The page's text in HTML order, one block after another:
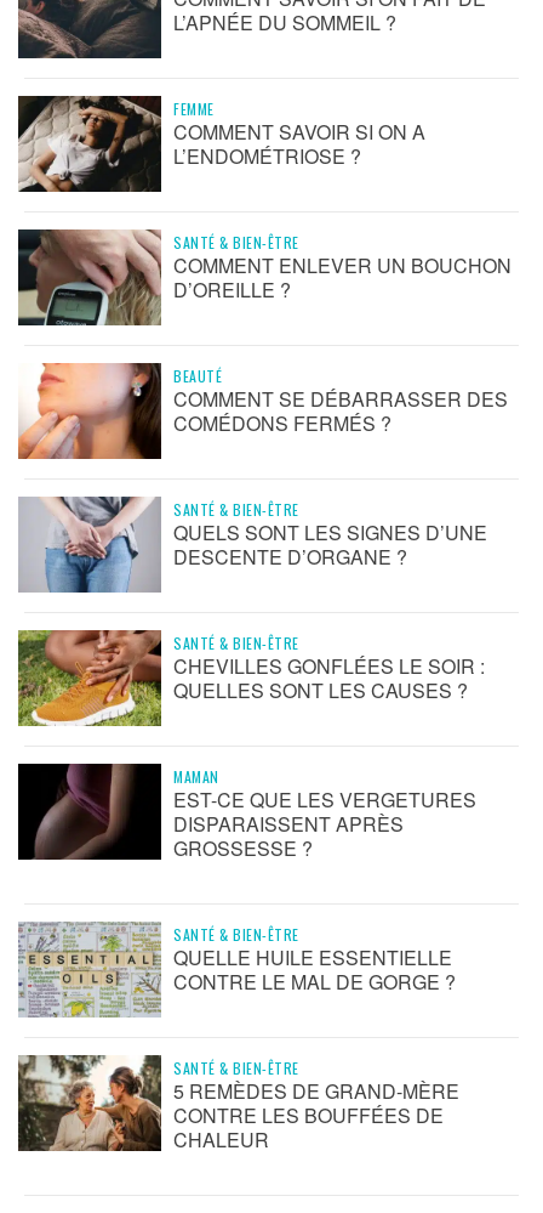
L’APNÉE DU SOMMEIL ?
FEMME
COMMENT SAVOIR SI ON A
L’ENDOMÉTRIOSE ?
SANTÉ & BIEN-ÊTRE
COMMENT ENLEVER UN BOUCHON
D’OREILLE ?
BEAUTÉ
COMMENT SE DÉBARRASSER DES
COMÉDONS FERMÉS ?
SANTÉ & BIEN-ÊTRE
QUELS SONT LES SIGNES D’UNE
DESCENTE D’ORGANE ?
SANTÉ & BIEN-ÊTRE
CHEVILLES GONFLÉES LE SOIR :
QUELLES SONT LES CAUSES ?
MAMAN
EST-CE QUE LES VERGETURES
DISPARAISSENT APRÈS
GROSSESSE ?
SANTÉ & BIEN-ÊTRE
QUELLE HUILE ESSENTIELLE
CONTRE LE MAL DE GORGE ?
SANTÉ & BIEN-ÊTRE
5 REMÈDES DE GRAND-MÈRE
CONTRE LES BOUFFÉES DE
CHALEUR